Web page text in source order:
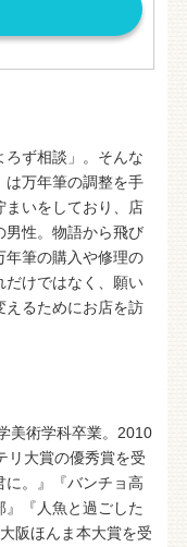
ず相談」。そんな
は万年筆の調整を手
まいをしており、店
男性。物語から飛び
年筆の購入や修理の
だけではなく、願い
えるためにお店を訪
美術学科卒業。2010
リ大賞の優秀賞を受
。』『バンチョ高
『人魚と過ごした
阪ほんま本大賞を受